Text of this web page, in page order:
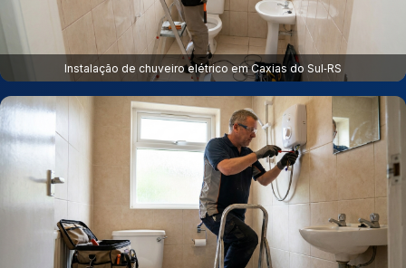
Instalação de chuveiro elétrico em Caxias do Sul‑RS